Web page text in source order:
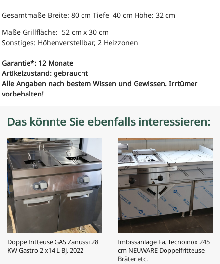
Gesamtmaße Breite: 80 cm Tiefe: 40 cm Höhe: 32 cm
Maße Grillfläche: 52 cm x 30 cm
Sonstiges: Höhenverstellbar, 2 Heizzonen
Garantie*: 12 Monate
Artikelzustand: gebraucht
Alle Angaben nach bestem Wissen und Gewissen. Irrtümer
vorbehalten!
Das könnte Sie ebenfalls interessieren:
Doppelfritteuse GAS Zanussi 28
KW Gastro 2 x14 L Bj. 2022
Imbissanlage Fa. Tecnoinox 245
cm NEUWARE Doppelfritteuse
Bräter etc.